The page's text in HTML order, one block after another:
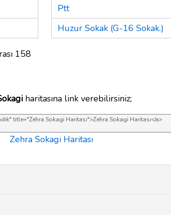
158
Ptt
Huzur Sokak (G-16 Sokak.)
haritasına link verebilirsiniz;
Zehra Sokagi Haritası